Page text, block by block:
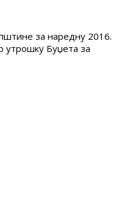
за наредну 2016.
утрошку Буџета за